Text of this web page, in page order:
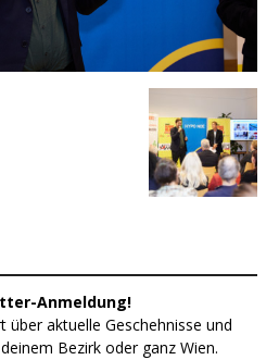
Anmeldung!
aktuelle Geschehnisse und
Bezirk oder ganz Wien.